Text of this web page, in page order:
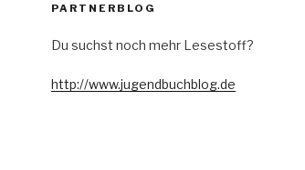
PARTNERBLOG
Du suchst noch mehr Lesestoff?
http://www.jugendbuchblog.de